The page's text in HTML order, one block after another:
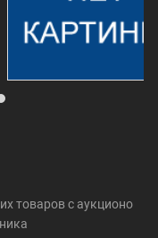
товаров c аукционо